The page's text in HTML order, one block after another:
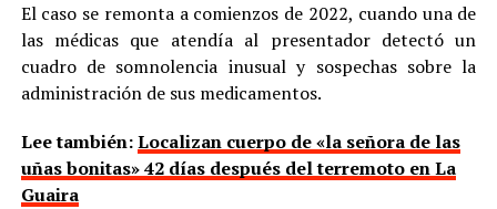
El caso se remonta a comienzos de 2022, cuando una de
las médicas que atendía al presentador detectó un
cuadro de somnolencia inusual y sospechas sobre la
administración de sus medicamentos.
Lee también:Localizan cuerpo de «la señora de las
uñas bonitas» 42 días después del terremoto en La
Guaira